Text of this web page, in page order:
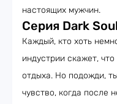
настоящих мужчин.
Серия Dark
Каждый, кто хоть
индустрии скажет,
отдыха. Но подожди,
чувство, когда после